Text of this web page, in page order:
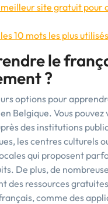
site gratuit pour
10 mots les plus
le
?
options pour
Belgique. Vous pouvez
des institutions
les centres culturels
qui proposent
De plus, de
des ressources
comme des